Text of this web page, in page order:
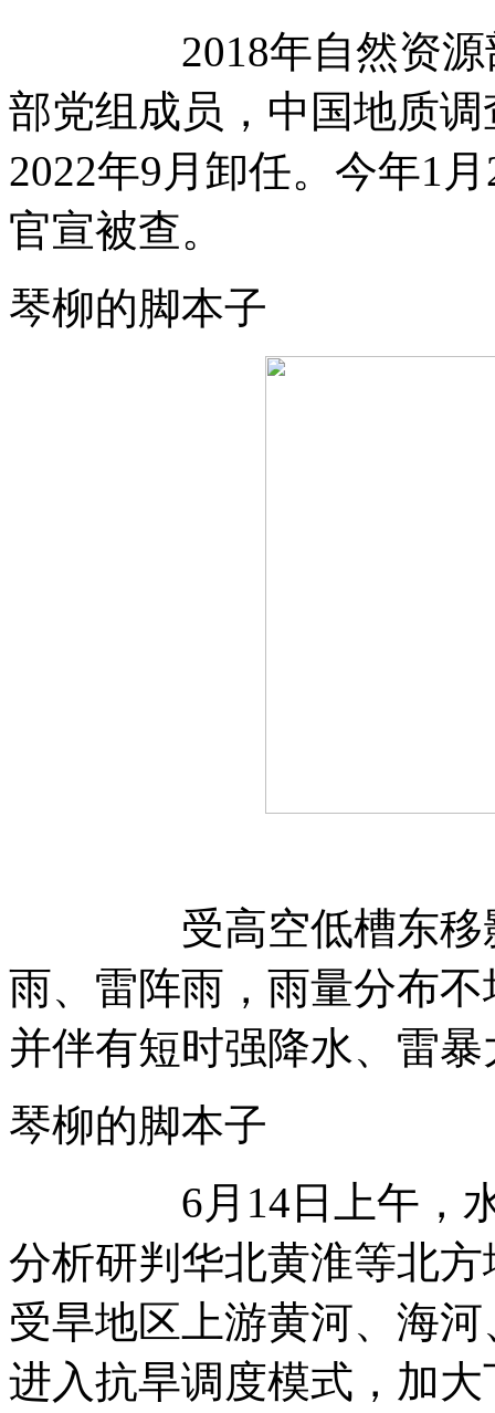
2018年自然资源部
部党组成员，中国地质
2022年9月卸任。今年1
官宣被查。
琴柳的脚本子
受高空低槽东移影
雨、雷阵雨，雨量分布
并伴有短时强降水、雷
琴柳的脚本子
6月14日上午，水利
分析研判华北黄淮等北
受旱地区上游黄河、海
进入抗旱调度模式，加